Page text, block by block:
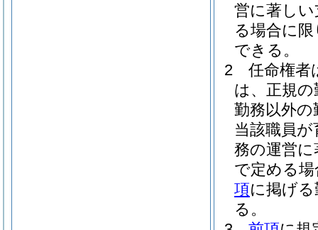
営に著し
る場合に
できる。
2
任命権者
は、正規
勤務以外
当該職員
務の運営
で定める
項に掲げ
る。